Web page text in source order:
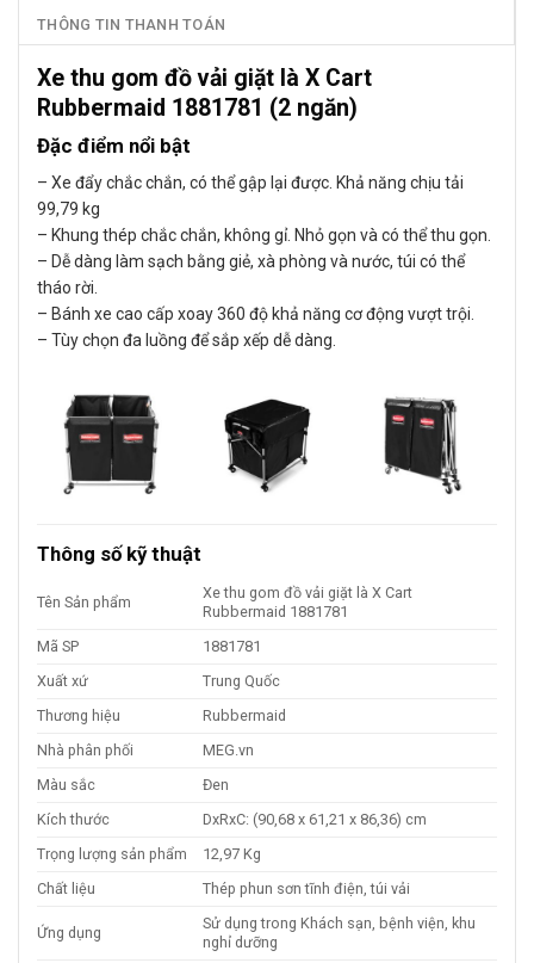
THÔNG TIN THANH TOÁN
Xe thu gom đồ vải giặt là X Cart
Rubbermaid 1881781 (2 ngăn)
Đặc điểm nổi bật
– Xe đẩy chắc chắn, có thể gập lại được. Khả năng chịu tải
99,79 kg
– Khung thép chắc chắn, không gỉ. Nhỏ gọn và có thể thu gọn.
– Dễ dàng làm sạch bằng giẻ, xà phòng và nước, túi có thể
tháo rời.
– Bánh xe cao cấp xoay 360 độ khả năng cơ động vượt trội.
– Tùy chọn đa luồng để sắp xếp dễ dàng.
Thông số kỹ thuật
Tên Sản phẩm
Xe thu gom đồ vải giặt là X Cart
Rubbermaid 1881781
Mã SP
1881781
Xuất xứ
Trung Quốc
Thương hiệu
Rubbermaid
Nhà phân phối
MEG.vn
Màu sắc
Đen
Kích thước
DxRxC: (90,68 x 61,21 x 86,36) cm
Trọng lượng sản phẩm
12,97 Kg
Chất liệu
Thép phun sơn tĩnh điện, túi vải
Ứng dụng
Sử dụng trong Khách sạn, bệnh viện, khu
nghỉ dưỡng